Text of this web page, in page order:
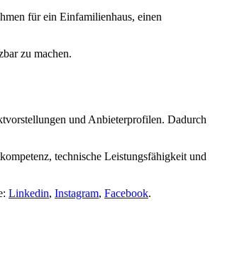
für ein Einfamilienhaus, einen
zu machen.
und Anbieterprofilen. Dadurch
technische Leistungsfähigkeit und
Linkedin, Instagram, Facebook.